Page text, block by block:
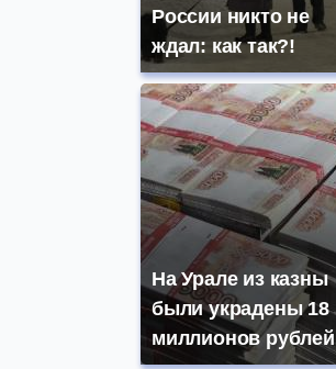
России никто не
ждал: как так?!
На Урале из казны
были украдены 18
миллионов рублей